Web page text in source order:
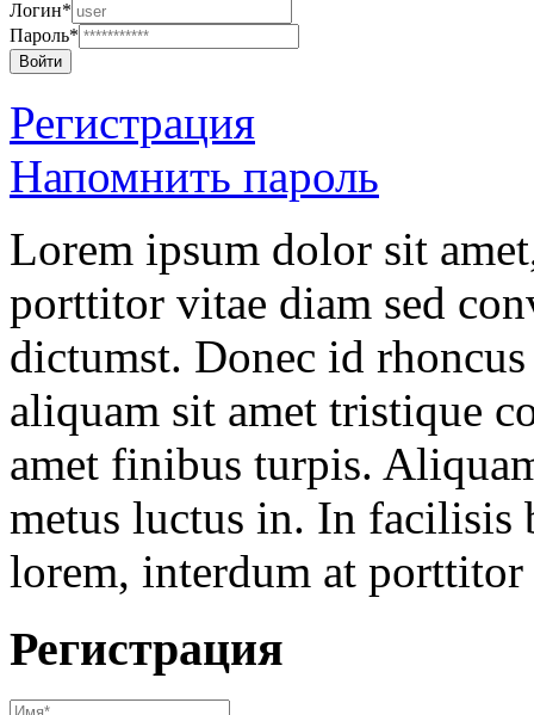
Логин*
Пароль*
Войти
Регистрация
Напомнить пароль
Lorem ipsum dolor sit
porttitor vitae diam sed
dictumst. Donec id
aliquam sit amet tristique
amet finibus turpis.
metus luctus in. In facilisis
lorem, interdum at
Регистрация